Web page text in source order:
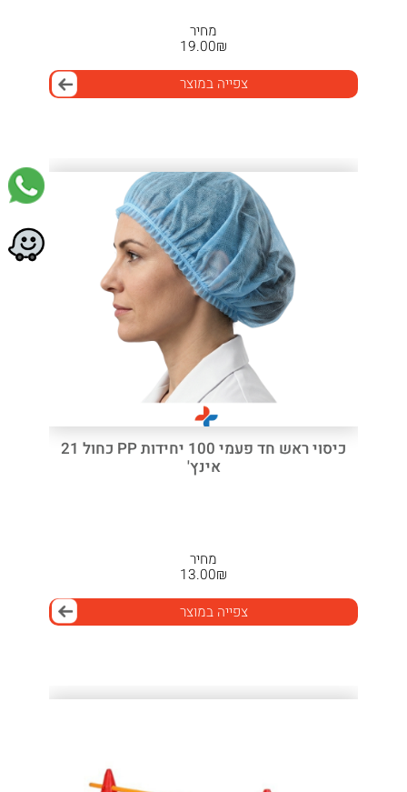
מחיר
₪
19.00
צפייה במוצר
כיסוי ראש חד פעמי 100 יחידות PP כחול 21
אינץ'
מחיר
₪
13.00
צפייה במוצר